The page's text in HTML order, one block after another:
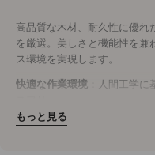
高品質な木材、耐久性に優れ
を厳選。美しさと機能性を兼
ス環境を実現します。
快適な作業環境 ：人間工学
耐久性抜群
もっと見る